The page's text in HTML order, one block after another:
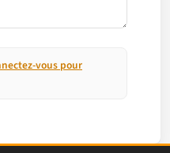
vous pour